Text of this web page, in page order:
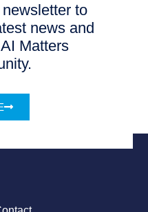
to
news and
Matters